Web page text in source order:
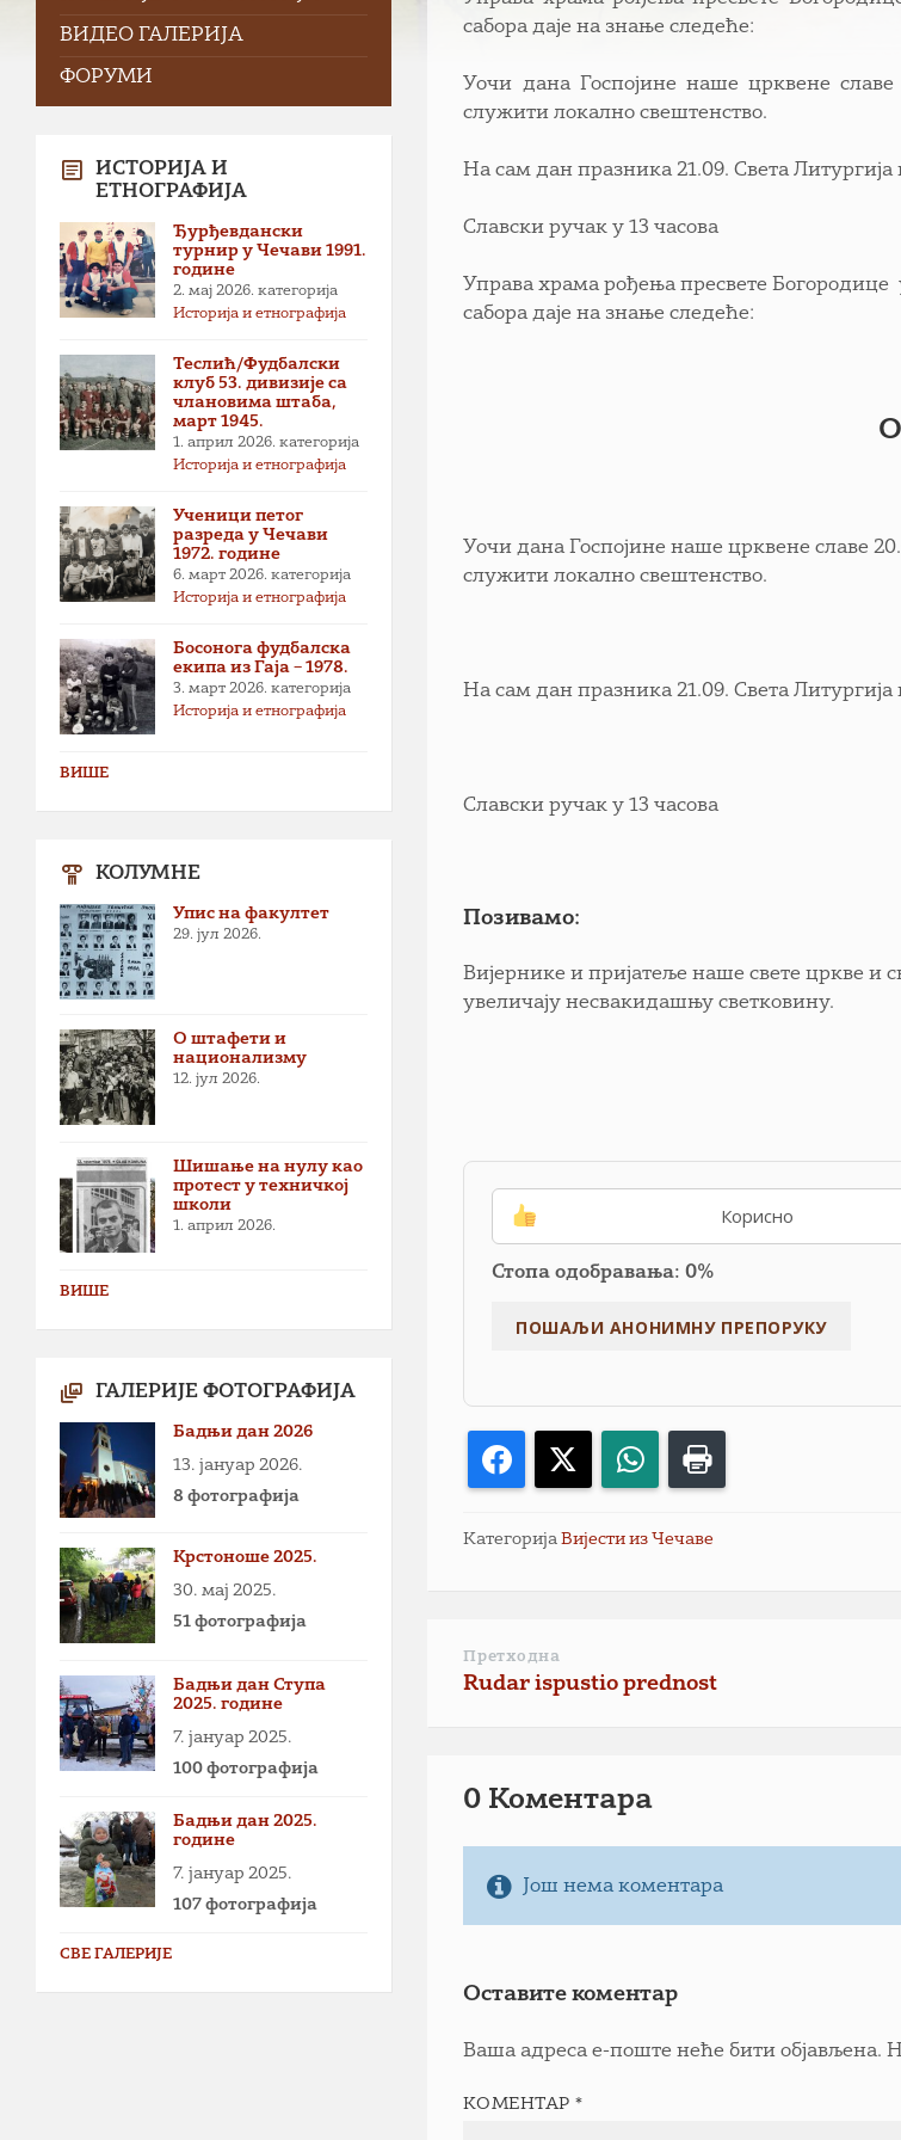
сабора даје на знање следеће:
Уочи дана Госпојине наше црквене
служити локално свештенство.
На сам дан празника 21.09. Света Литургија
Славски ручак у 13 часова
Управа храма рођења пресвете Богородице
сабора даје на знање следеће:
Уочи дана Госпојине наше црквене славе
служити локално свештенство.
На сам дан празника 21.09. Света Литургија
Славски ручак у 13 часова
Позивамо:
Вијернике и пријатеље наше свете цркве и
увеличају несвакидашњу светковину.
Корисно
Стопа одобравања: 0%
Facebook WhatsApp
КатегоријаВијести из Чечаве
Претходна
Rudar ispustio prednost
0 Коментарa
Још нема коментара
Оставите коментар
Ваша адреса е-поште неће бити објављена.
КОМЕНТАР *
ВИДЕО ГАЛЕРИЈА
ФОРУМИ
ИСТОРИЈА И
ЕТНОГРАФИЈА
Ђурђевдански
турнир у Чечави 1991.
године
2. мај 2026. категорија
Историја и етнографија
Теслић/Фудбалски
клуб 53. дивизије са
члановима штаба,
март 1945.
1. април 2026. категорија
Историја и етнографија
Ученици петог
разреда у Чечави
1972. године
6. март 2026. категорија
Историја и етнографија
Босонога фудбалска
екипа из Гаја – 1978.
3. март 2026. категорија
Историја и етнографија
ВИШЕ
КОЛУМНЕ
Упис на факултет
29. јул 2026.
О штафети и
национализму
12. јул 2026.
Шишање на нулу као
протест у техничкој
школи
1. април 2026.
ВИШЕ
ГАЛЕРИЈЕ ФОТОГРАФИЈА
Бадњи дан 2026
13. јануар 2026.
8 фотографија
Крстоноше 2025.
30. мај 2025.
51 фотографија
Бадњи дан Ступа
2025. године
7. јануар 2025.
100 фотографија
Бадњи дан 2025.
године
7. јануар 2025.
107 фотографија
СВЕ ГАЛЕРИЈЕ